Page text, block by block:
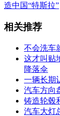
造中国“特斯拉”
相关推荐
不会洗车
这才叫贴
降落伞
一辆长期
汽车方向
铸造轮毂
汽车大灯